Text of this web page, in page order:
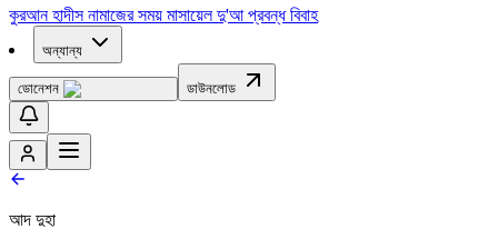
কুরআন হাদীস নামাজের সময় মাসায়েল দু'আ প্রবন্ধ বিবাহ
অন্যান্য
ডোনেশন ডাউনলোড
আদ দুহা